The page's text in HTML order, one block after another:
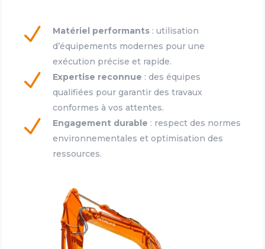
N Matériel performants : utilisation
d’équipements modernes pour une
exécution précise et rapide.
N Expertise reconnue : des équipes
qualifiées pour garantir des travaux
conformes à vos attentes.
N Engagement durable : respect des normes
environnementales et optimisation des
ressources.